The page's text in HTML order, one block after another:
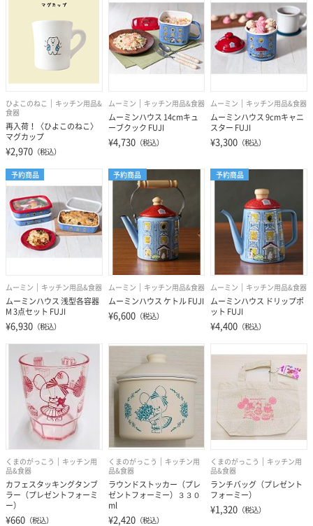
ひよこのねこ
キッチン用品&
食器
再入荷！〈ひよこのねこ〉
マグカップ
¥2,970 （税込）
ムーミン キッチン用品&食器
ムーミンハウス 14cmキュ
ーブクック FUJI
¥4,730（税込）
ムーミン キッチン用品&食器
ムーミンハウス 9cmキャニ
スター FUJI
¥3,300 （税込）
予約商品
ムーミン キッチン用品&食器
ムーミンハウス 浅型各容器
M 3点セット FUJI
¥6,930 （税込）
予約商品
ムーミン キッチン用品&食器
ムーミンハウス ケトル FUJI
¥6,600（税込）
予約商品
ムーミン キッチン用品&食器
ムーミンハウス ドリップポ
ット FUJI
¥4,400 （税込）
くまのがっこう
キッチン用
品&食器
カフェスタッキングタンブ
ラー（プレゼントフォーミ
ー）
¥660 （税込）
くまのがっこう
キッチン用
品&食器
ラウンドストッカー（プレ
ゼントフォーミー）３３０
ml
¥2,420（税込）
くまのがっこう
キッチン用
品&食器
ランチバッグ（プレゼント
フォーミー）
¥1,320 （税込）